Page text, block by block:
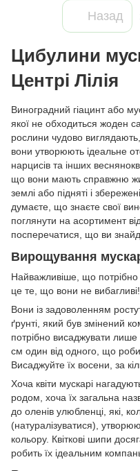
Назад
Цибулини
Центрі Лілія
Виноградний гіацинт або
якої не обходиться жоден
рослини чудово
вони утворюють ідеальне
нарцисів та інших
що вони мають справжню
землі або підняті і
думаєте, що знаєте свої
поглянути на асортимент
посперечатися, що ви
Вирощування
Найважливіше, що
це те, що вони не вибагливі!
Вони із задоволенням
ґрунті, який був змінений
потрібно висаджувати лише
см один від одного, що
Висаджуйте їх восени, за
Хоча квіти мускарі
родом, хоча їх загальна
до оленів улюбленці, які,
(натуралізуватися),
кольору. Квіткові шипи
робить їх ідеальним